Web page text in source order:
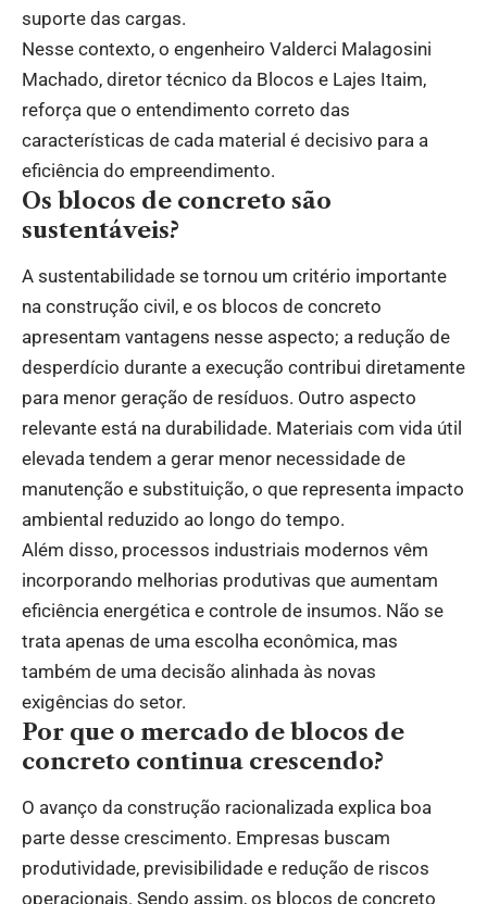
suporte das cargas.
Nesse contexto, o engenheiro Valderci Malagosini
Machado, diretor técnico da Blocos e Lajes Itaim,
reforça que o entendimento correto das
características de cada material é decisivo para a
eficiência do empreendimento.
Os blocos de concreto são
sustentáveis?
A sustentabilidade se tornou um critério importante
na construção civil, e os blocos de concreto
apresentam vantagens nesse aspecto; a redução de
desperdício durante a execução contribui diretamente
para menor geração de resíduos. Outro aspecto
relevante está na durabilidade. Materiais com vida útil
elevada tendem a gerar menor necessidade de
manutenção e substituição, o que representa impacto
ambiental reduzido ao longo do tempo.
Além disso, processos industriais modernos vêm
incorporando melhorias produtivas que aumentam
eficiência energética e controle de insumos. Não se
trata apenas de uma escolha econômica, mas
também de uma decisão alinhada às novas
exigências do setor.
Por que o mercado de blocos de
concreto continua crescendo?
O avanço da construção racionalizada explica boa
parte desse crescimento. Empresas buscam
produtividade, previsibilidade e redução de riscos
operacionais. Sendo assim, os blocos de concreto